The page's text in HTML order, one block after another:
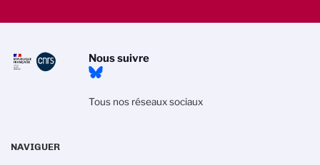
Nous suivre
Tous nos réseaux sociaux
NAVIGUER